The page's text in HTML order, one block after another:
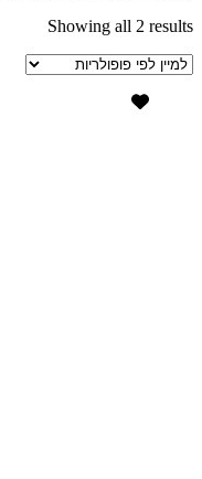
Showing all 2 results